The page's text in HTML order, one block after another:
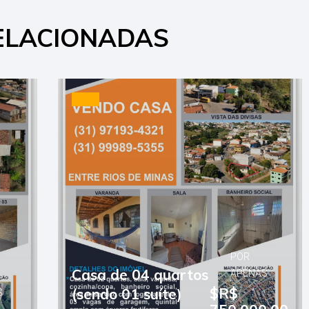
Casa de 04 quartos
(sendo 01 suíte)
POR
APENAS
$R$